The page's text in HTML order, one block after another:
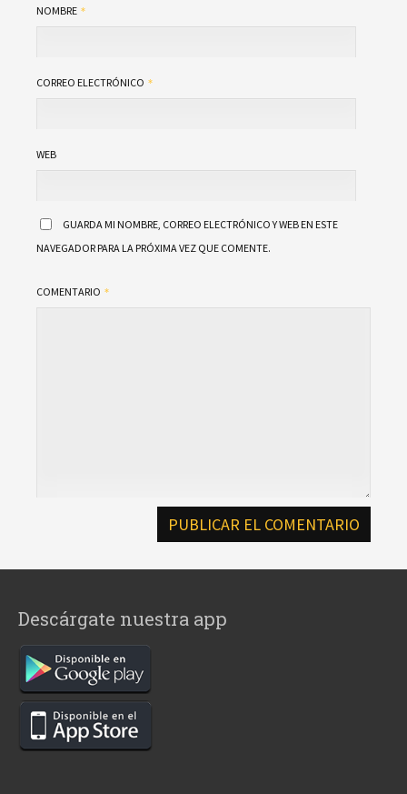
NOMBRE
CORREO ELECTRÓNICO
WEB
GUARDA MI NOMBRE, CORREO ELECTRÓNICO Y WEB EN ESTE
NAVEGADOR PARA LA PRÓXIMA VEZ QUE COMENTE.
COMENTARIO
Descárgate nuestra app